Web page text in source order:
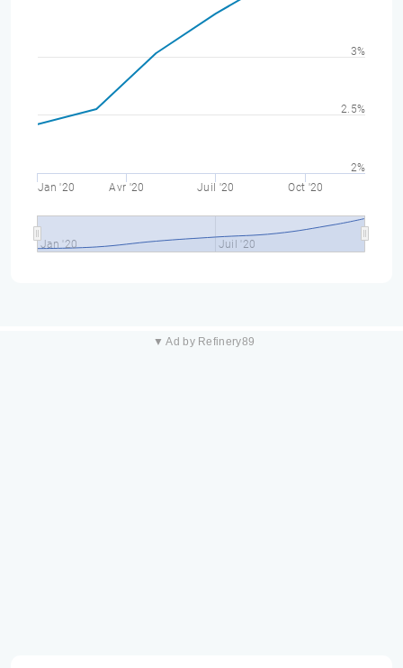
Jan '20 Avr '20 Juil '20 Oct '20
Jan '20 Juil '20
2%
2.5%
3%
▼ Ad by Refinery89